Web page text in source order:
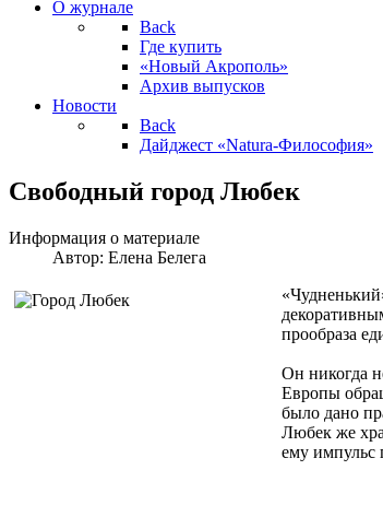
О журнале
Back
Где купить
«Новый Акрополь»
Архив выпусков
Новости
Back
Дайджест «Natura-Философия»
Свободный город Любек
Информация о материале
Автор: Елена Белега
прообраза
Он никогда
Европы
было дано
Любек же
ему импульс